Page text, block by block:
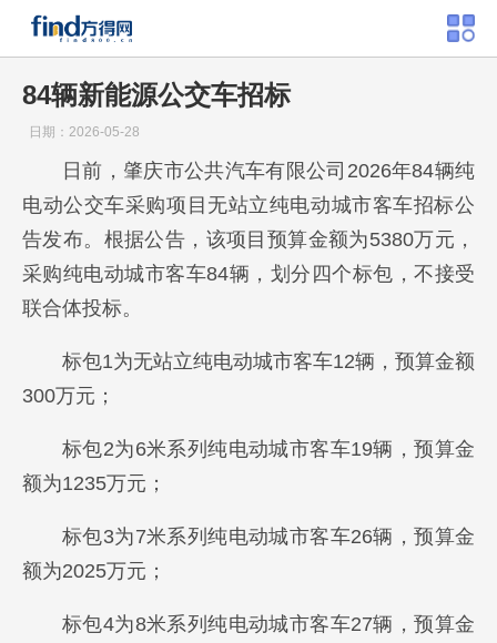
84辆新能源公交车招标
日期：2026-05-28
日前，肇庆市公共汽车有限公司2026年84辆纯
电动公交车采购项目无站立纯电动城市客车招标公
告发布。根据公告，该项目预算金额为5380万元，
采购纯电动城市客车84辆，划分四个标包，不接受
联合体投标。
标包1为无站立纯电动城市客车12辆，预算金额
300万元；
标包2为6米系列纯电动城市客车19辆，预算金
额为1235万元；
标包3为7米系列纯电动城市客车26辆，预算金
额为2025万元；
标包4为8米系列纯电动城市客车27辆，预算金